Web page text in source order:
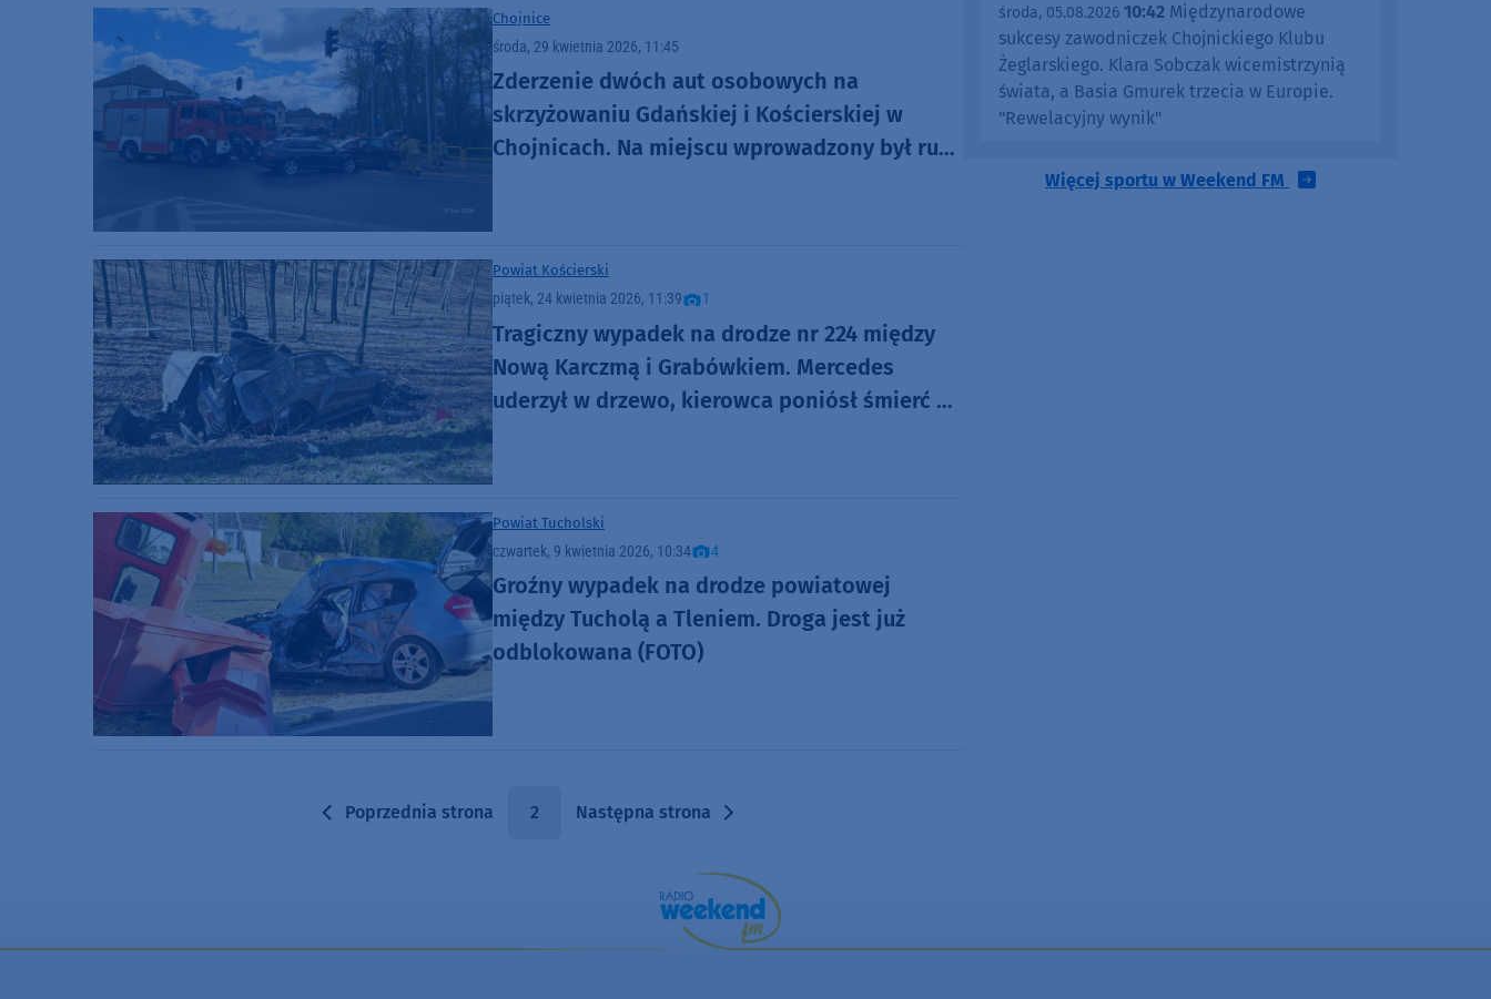
Chojnice
środa, 29 kwietnia 2026, 11:45
Zderzenie dwóch aut osobowych na
skrzyżowaniu Gdańskiej i Kościerskiej w
Chojnicach. Na miejscu wprowadzony był ruch
Powiat Kościerski
piątek, 24 kwietnia 2026, 11:39 1
Tragiczny wypadek na drodze nr 224 między
Nową Karczmą i Grabówkiem. Mercedes
uderzył w drzewo, kierowca poniósł śmierć na
Powiat Tucholski
czwartek, 9 kwietnia 2026, 10:34 4
Groźny wypadek na drodze powiatowej
między Tucholą a Tleniem. Droga jest już
odblokowana (FOTO)
Poprzednia strona
Poprzednia strona 2 Następna strona
Następna strona
środa, 05.08.2026 10:42 Międzynarodowe
sukcesy zawodniczek Chojnickiego Klubu
Żeglarskiego. Klara Sobczak wicemistrzynią
świata, a Basia Gmurek trzecia w Europie.
"Rewelacyjny wynik"
Więcej sportu w Weekend FM